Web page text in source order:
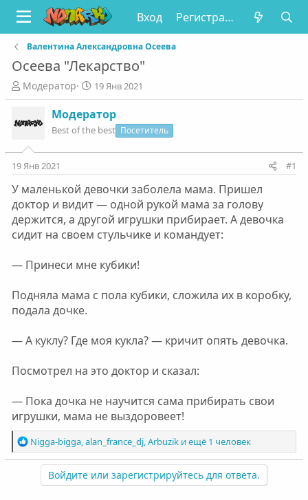
Вход Регистрация
Валентина Александровна Осеева
Осеева "Лекарство"
А
в
о
т
е
ы
Модератор
Д
а
т
а
н
а
л
а
19 Янв 2021
Модератор
Best of the best Посетитель
19 Янв 2021 #1
У маленькой девочки заболела мама. Пришел
доктор и видит — одной рукой мама за голову
держится, а другой игрушки прибирает. А девочка
сидит на своем стульчике и командует:
— Принеси мне кубики!
Подняла мама с пола кубики, сложила их в коробку,
подала дочке.
— А куклу? Где моя кукла? — кричит опять девочка.
Посмотрел на это доктор и сказал:
— Пока дочка не научится сама прибирать свои
игрушки, мама не выздоровеет!
Р
е
Nigga-bigga,alan_france_dj,Arbuzikи ещё 1 человек
Войдите или зарегистрируйтесь для ответа.